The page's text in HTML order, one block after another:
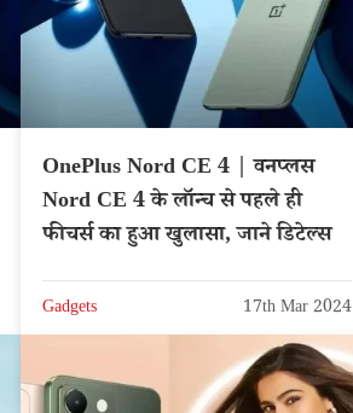
OnePlus Nord CE 4 | वनप्लस
Nord CE 4 के लॉन्च से पहले ही
फीचर्स का हुआ खुलासा, जाने डिटेल्स
Gadgets 17th Mar 2024